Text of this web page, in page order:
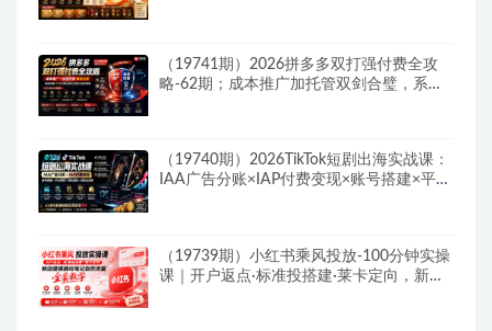
（19741期）2026拼多多双打强付费全攻
略-62期；成本推广加托管双剑合璧，系统
（19740期）2026TikTok短剧出海实战课：
IAA广告分账×IAP付费变现×账号搭建×平台
（19739期）小红书乘风投放-100分钟实操
课｜开户返点·标准投搭建·莱卡定向，新店